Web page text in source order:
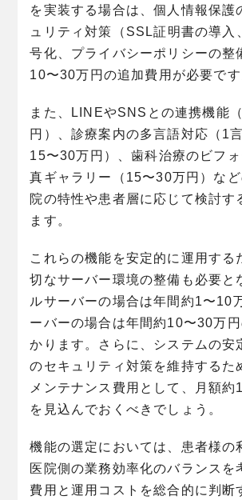
を実装する場合は、個人情報保護
ュリティ対策（SSL証明書の導入
号化、プライバシーポリシーの整
10〜30万円の追加費用が必要です
また、LINEやSNSとの連携機能
円）、診療案内の多言語対応（1
15〜30万円）、歯科治療のビフ
真ギャラリー（15〜30万円）な
院の特性や患者層に応じて検討す
ます。
これらの機能を安定的に運用する
切なサーバー環境の整備も必要と
ルサーバーの場合は年間約1〜10
ーバーの場合は年間約10〜30万
かります。さらに、システムの安
のセキュリティ対策を維持するた
メンテナンス費用として、月額約
を見込んでおくべきでしょう。
機能の選定においては、患者様の
医院側の業務効率化のバランスを
費用と運用コストを総合的に判断